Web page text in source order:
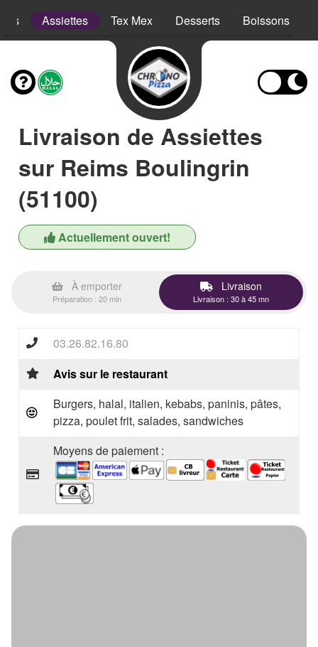
Assiettes Tex Mex Desserts Boissons
Livraison de Assiettes
sur Reims Boulingrin
(51100)
Actuellement ouvert!
À emporter
Préparation : 20 min
Livraison
Livraison : 30 à 45 mn
03.26.82.16.80
Avis sur le restaurant
Burgers, halal, italien, kebabs, paninis, pâtes,
pizza, poulet frit, salades, sandwiches
Moyens de paiement :